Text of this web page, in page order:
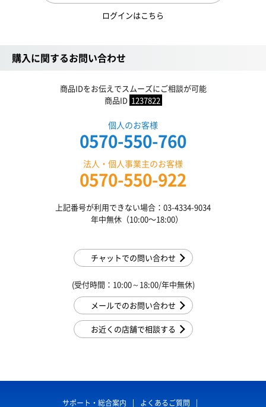
ログインはこちら
購入に関するお問い合わせ
商品IDをお伝えでスムーズにご相談が可能
商品ID 1237822
個人のお客様
0570-550-760
法人・個人事業主のお客様
0570-550-922
上記番号が利用できない場合：03-4334-9034
年中無休（10:00〜18:00）
チャットでの問い合わせ
(受付時間：10:00～18:00/年中無休)
メールでのお問い合わせ
お近くの店舗で相談する
サポート・総合案内 よくあるご質問